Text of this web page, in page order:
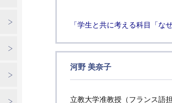
「学生と共に考える科目「な
河野 美奈子
立教大学准教授（フランス語担